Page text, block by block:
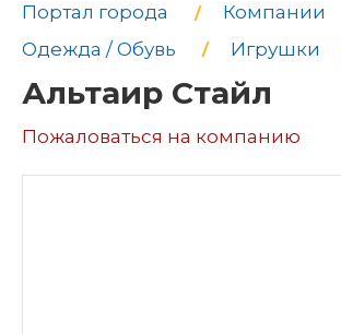
Портал города
Компании
Одежда / Обувь
Игрушки
Альтаир Стайл
Пожаловаться на компанию